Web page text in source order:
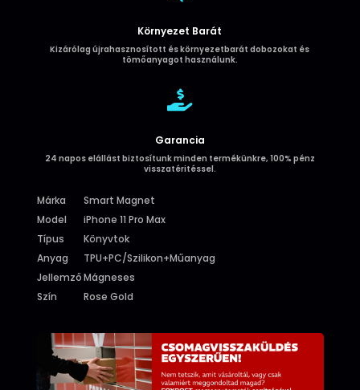
Környezet Barát
Kizárólag újrahasznosított és környezetbarát dobozokat és
tömőanyagot használunk.

Garancia
24 napos elállást biztosítunk minden termékünkre, 100% pénz
visszatéritéssel.
Márka
Smart Magnet
Model
iPhone 11 Pro Max
Típus
Könyvtok
Anyag
TPU+PC/Szilikon+Műanyag
JellemzőMágneses
Szín
Rose Gold